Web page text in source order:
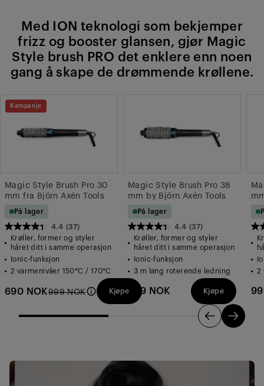
Med ION teknologi som bekjemper
frizz og booster glansen, gjør Magic
Style brush PRO det enklere enn noen
gang å skape de drømmende krøllene.
Kampanje
Magic Style Brush Pro 30
mm fra Björn Axén Tools
På lager
4.4 (37)
4.4
av
5
37
Krøller, former og styler
håret ditt i samme operasjon
Ionic-funksjon
2 varmenivåer 150°C / 170°C
690 NOK999 NOK Kjøpe
Magic Style Brush Pro 38
mm by Björn Axén Tools
På lager
4.4 (37)
4.4
av
5
stjerner.
37
omtaler
Krøller, former og styler
håret ditt i samme operasjon
Ionic-funksjon
3 m lang roterende ledning
999 NOK Kjøpe
av
5
37
2